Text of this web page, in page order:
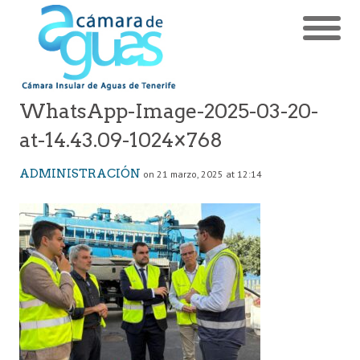
WhatsApp-Image-2025-03-20-
at-14.43.09-1024×768
ADMINISTRACIÓN on 21 marzo, 2025 at 12:14